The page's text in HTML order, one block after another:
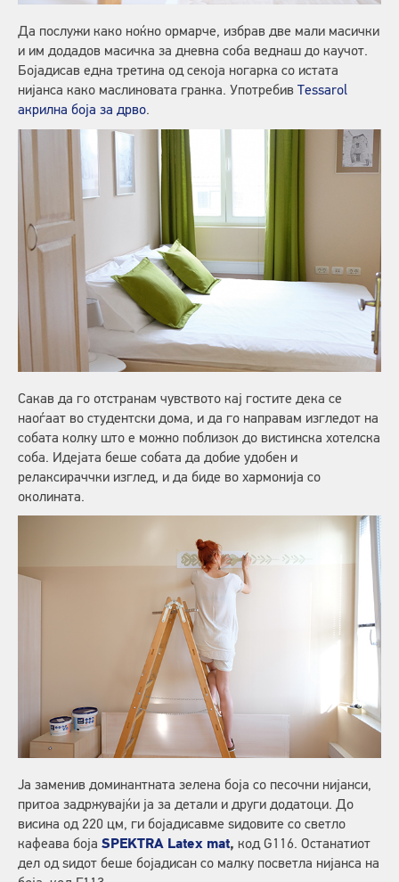
Да послужи како ноќно ормарче, избрав две мали масички
и им додадов масичка за дневна соба веднаш до каучот.
Бојадисав една третина од секоја ногарка со истата
нијанса како маслиновата гранка. Употребив Tessarol
акрилна боја за дрво.
Сакав да го отстранам чувството кај гостите дека се
наоѓаат во студентски дома, и да го направам изгледот на
собата колку што е можно поблизок до вистинска хотелска
соба. Идејата беше собата да добие удобен и
релаксираччки изглед, и да биде во хармонија со
околината.
Ја заменив доминантната зелена боја со песочни нијанси,
притоа задржувајќи ја за детали и други додатоци. До
висина од 220 цм, ги бојадисавме ѕидовите со светло
кафеава боја SPEKTRA Latex mat, код G116. Останатиот
дел од ѕидот беше бојадисан со малку посветла нијанса на